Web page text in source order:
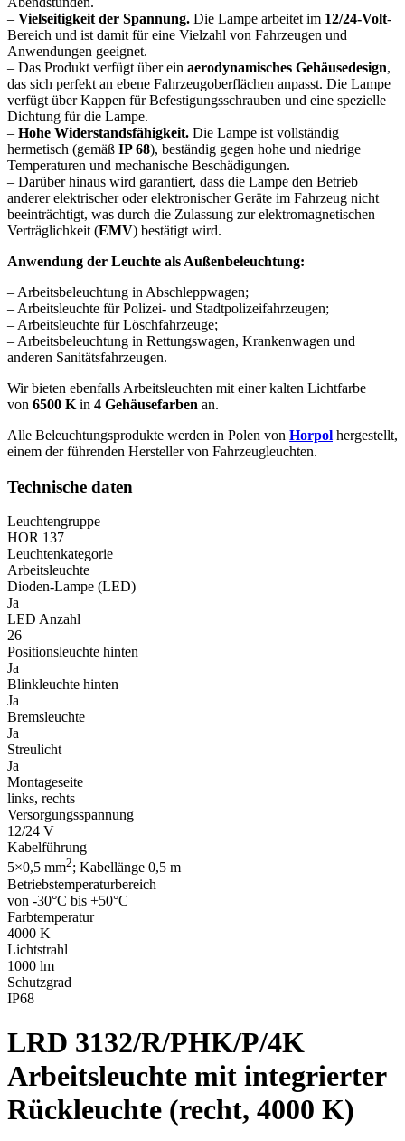
– Vielseitigkeit der Spannung. Die Lampe arbeitet im 12/24-Volt-
Bereich und ist damit für eine Vielzahl von Fahrzeugen und
Anwendungen geeignet.
– Das Produkt verfügt über ein aerodynamisches Gehäusedesign,
das sich perfekt an ebene Fahrzeugoberflächen anpasst. Die Lampe
verfügt über Kappen für Befestigungsschrauben und eine spezielle
Dichtung für die Lampe.
– Hohe Widerstandsfähigkeit. Die Lampe ist vollständig
hermetisch (gemäß IP 68), beständig gegen hohe und niedrige
Temperaturen und mechanische Beschädigungen.
– Darüber hinaus wird garantiert, dass die Lampe den Betrieb
anderer elektrischer oder elektronischer Geräte im Fahrzeug nicht
beeinträchtigt, was durch die Zulassung zur elektromagnetischen
Verträglichkeit (EMV) bestätigt wird.
Anwendung der Leuchte als Außenbeleuchtung:
– Arbeitsbeleuchtung in Abschleppwagen;
– Arbeitsleuchte für Polizei- und Stadtpolizeifahrzeugen;
– Arbeitsleuchte für Löschfahrzeuge;
– Arbeitsbeleuchtung in Rettungswagen, Krankenwagen und
anderen Sanitätsfahrzeugen.
Wir bieten ebenfalls Arbeitsleuchten mit einer kalten Lichtfarbe
von 6500 K in 4 Gehäusefarben an.
Alle Beleuchtungsprodukte werden in Polen von Horpol hergestellt,
einem der führenden Hersteller von Fahrzeugleuchten.
Technische daten
Leuchtengruppe
HOR 137
Leuchtenkategorie
Arbeitsleuchte
Dioden-Lampe (LED)
Ja
LED Anzahl
26
Positionsleuchte hinten
Ja
Blinkleuchte hinten
Ja
Bremsleuchte
Ja
Streulicht
Ja
Montageseite
links, rechts
Versorgungsspannung
12/24 V
Kabelführung
5×0,5 mm2; Kabellänge 0,5 m
Betriebstemperaturbereich
von -30°C bis +50°C
Farbtemperatur
4000 K
Lichtstrahl
1000 lm
Schutzgrad
IP68
LRD 3132/R/PHK/P/4K
Arbeitsleuchte mit integrierter
Rückleuchte (recht, 4000 K)